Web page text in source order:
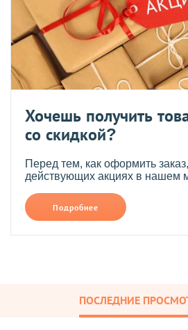
Хочешь получить
со скидкой?
Перед тем, как оформить
действующих акциях в нашем
Подробнее
ПОСЛЕДНИЕ